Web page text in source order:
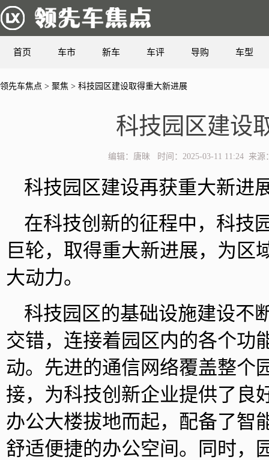
首页 车市 新车 车评 导购 车型
领先车焦点 > 聚焦 > 科技园区建设取得重大新进展
科技园区建设
编辑：唐昧 时间：2025-03-11 11:24 来
科技园区建设再获重大新进
在科技创新的征程中，科技
巨轮，取得重大新进展，为区
大动力。
科技园区的基础设施建设不
交错，连接着园区内的各个功
动。先进的通信网络覆盖整个
接，为科技创新企业提供了良
办公大楼拔地而起，配备了智
舒适便捷的办公空间。同时，